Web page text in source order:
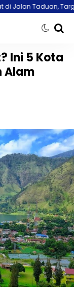
Pasang U-Ditch
Ini 5 Kota
Alam